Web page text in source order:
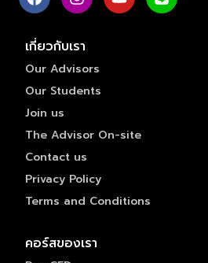
เกี่ยวกับเรา
Our Advisors
Our Students
Join us
The Advisor On-site
Contact us
Privacy Policy
Terms and Conditions
คอร์สของเรา